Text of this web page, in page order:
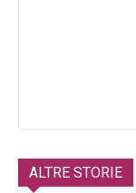
ALTRE STORIE